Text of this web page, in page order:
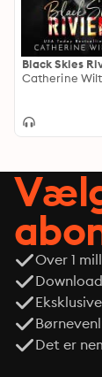
Black Skies
Catherine
Over 1
Det er